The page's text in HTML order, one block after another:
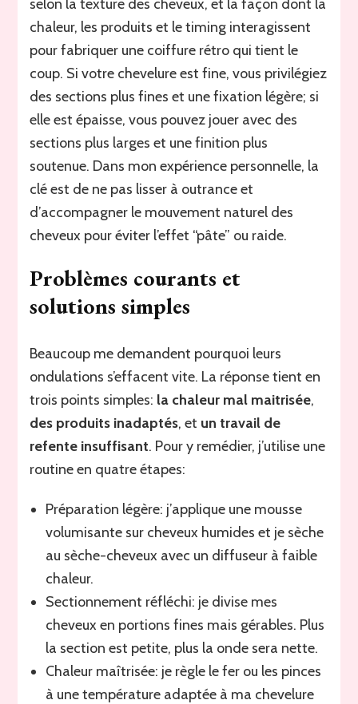
selon la texture des cheveux, et la façon dont la
chaleur, les produits et le timing interagissent
pour fabriquer une coiffure rétro qui tient le
coup. Si votre chevelure est fine, vous privilégiez
des sections plus fines et une fixation légère; si
elle est épaisse, vous pouvez jouer avec des
sections plus larges et une finition plus
soutenue. Dans mon expérience personnelle, la
clé est de ne pas lisser à outrance et
d’accompagner le mouvement naturel des
cheveux pour éviter l’effet “pâte” ou raide.
Problèmes courants et
solutions simples
Beaucoup me demandent pourquoi leurs
ondulations s’effacent vite. La réponse tient en
trois points simples: la chaleur mal maitrisée,
des produits inadaptés, et un travail de
refente insuffisant. Pour y remédier, j’utilise une
routine en quatre étapes:
Préparation légère: j’applique une mousse
volumisante sur cheveux humides et je sèche
au sèche-cheveux avec un diffuseur à faible
chaleur.
Sectionnement réfléchi: je divise mes
cheveux en portions fines mais gérables. Plus
la section est petite, plus la onde sera nette.
Chaleur maîtrisée: je règle le fer ou les pinces
à une température adaptée à ma chevelure